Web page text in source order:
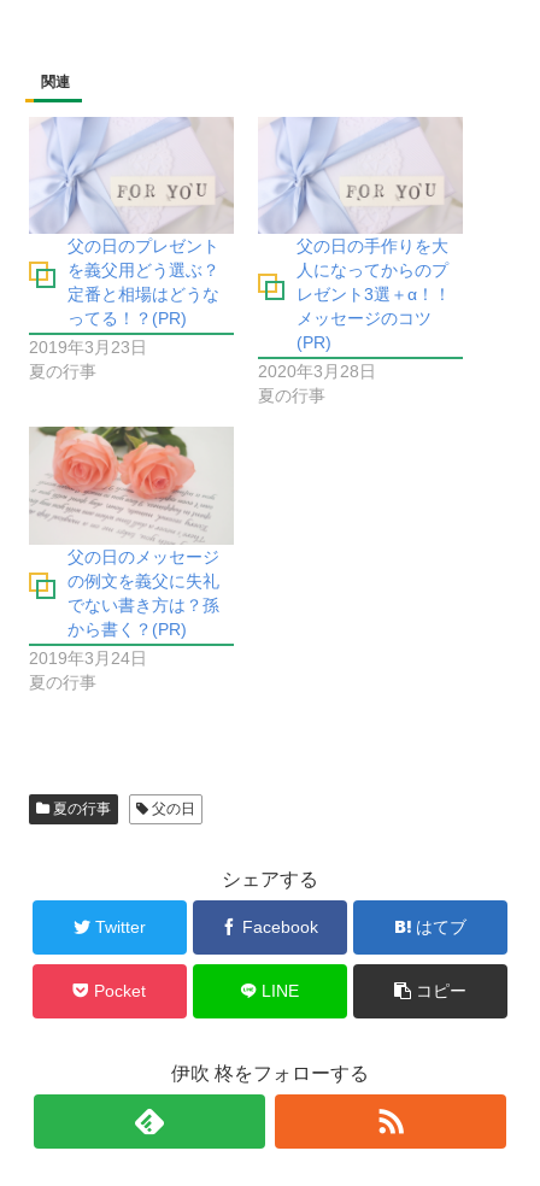
関連
父の日のプレゼント
を義父用どう選ぶ？
定番と相場はどうな
ってる！？(PR)
2019年3月23日
夏の行事
父の日の手作りを大
人になってからのプ
レゼント3選＋α！！
メッセージのコツ
(PR)
2020年3月28日
夏の行事
父の日のメッセージ
の例文を義父に失礼
でない書き方は？孫
から書く？(PR)
2019年3月24日
夏の行事
夏の行事 父の日
シェアする
Twitter Facebook はてブ
Pocket LINE コピー
伊吹 柊をフォローする